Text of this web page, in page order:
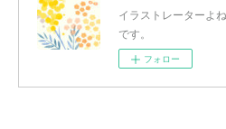
イラストレーターよ
です。
フォロー